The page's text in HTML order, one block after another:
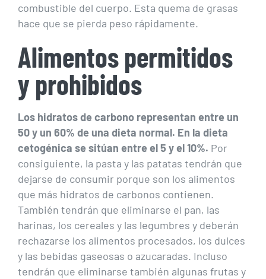
combustible del cuerpo. Esta quema de grasas
hace que se pierda peso rápidamente.
Alimentos permitidos
y prohibidos
Los hidratos de carbono representan entre un
50 y un 60% de una dieta normal. En la dieta
cetogénica se sitúan entre el 5 y el 10%. Por
consiguiente, la pasta y las patatas tendrán que
dejarse de consumir porque son los alimentos
que más hidratos de carbonos contienen.
También tendrán que eliminarse el pan, las
harinas, los cereales y las legumbres y deberán
rechazarse los alimentos procesados, los dulces
y las bebidas gaseosas o azucaradas. Incluso
tendrán que eliminarse también algunas frutas y